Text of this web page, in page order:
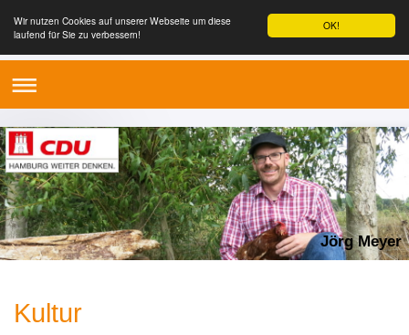
OK!
Wir nutzen Cookies auf unserer Webseite um diese
laufend für Sie zu verbessern!
Jörg Meyer
Kultur